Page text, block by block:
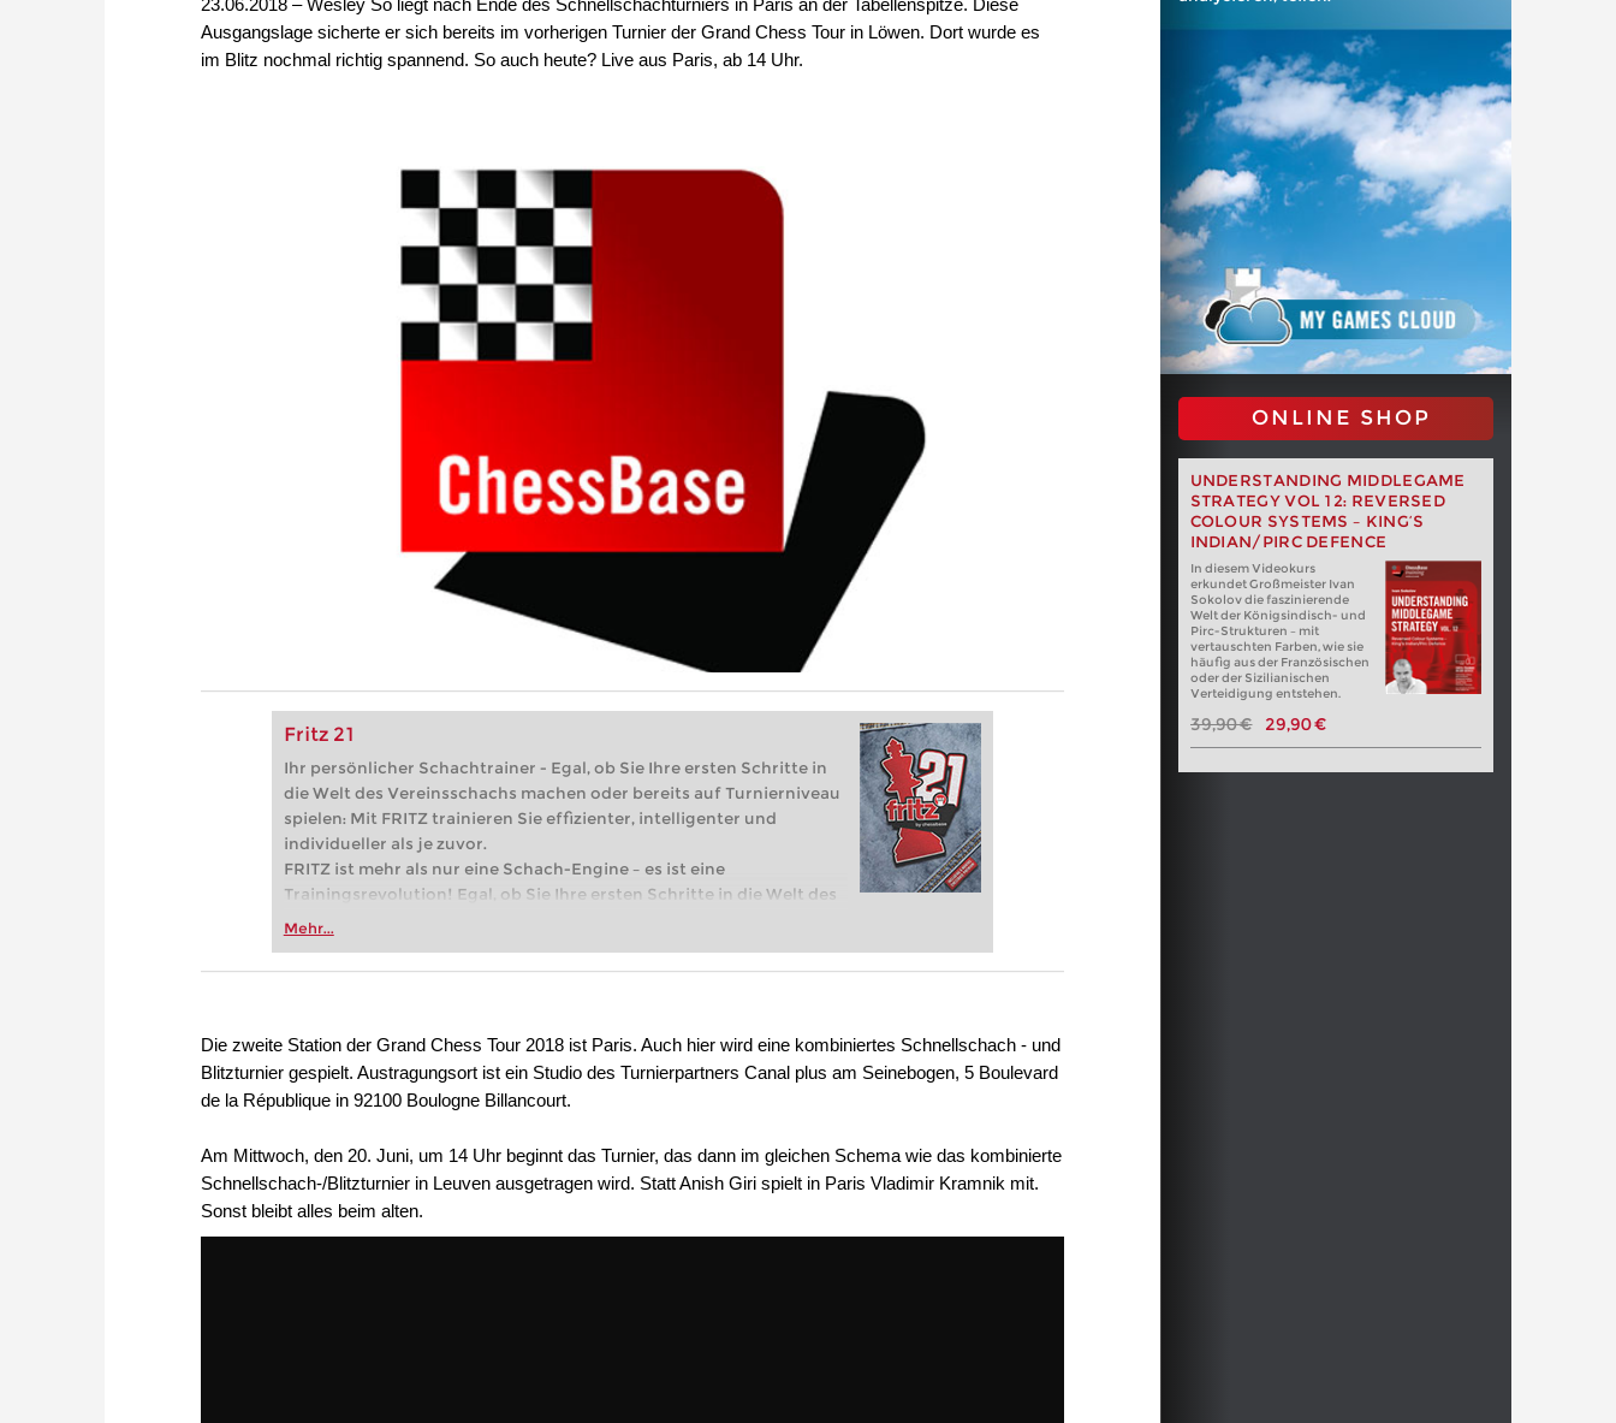
Ausgangslage sicherte er sich bereits im vorherigen Turnier der Grand Chess Tour in Löwen. Dort wurde es
im Blitz nochmal richtig spannend. So auch heute? Live aus Paris, ab 14 Uhr.
Fritz 21
Ihr persönlicher Schachtrainer - Egal, ob Sie Ihre ersten Schritte in
die Welt des Vereinsschachs machen oder bereits auf Turnierniveau
spielen: Mit FRITZ trainieren Sie effizienter, intelligenter und
individueller als je zuvor.
FRITZ ist mehr als nur eine Schach-Engine – es ist eine
Trainingsrevolution! Egal, ob Sie Ihre ersten Schritte in die Welt des
Vereinsschachs machen oder bereits auf Turnierniveau spielen: Mit
zuvor.
Mehr...
ONLINE SHOP
UNDERSTANDING MIDDLEGAME
STRATEGY VOL 12: REVERSED
COLOUR SYSTEMS – KING’S
INDIAN/PIRC DEFENCE
In diesem Videokurs
erkundet Großmeister Ivan
Sokolov die faszinierende
Welt der Königsindisch- und
Pirc-Strukturen – mit
vertauschten Farben, wie sie
häufig aus der Französischen
oder der Sizilianischen
Verteidigung entstehen.
39,90 € 29,90 €
Die zweite Station der Grand Chess Tour 2018 ist Paris. Auch hier wird eine kombiniertes Schnellschach - und
Blitzturnier gespielt. Austragungsort ist ein Studio des Turnierpartners Canal plus am Seinebogen, 5 Boulevard
de la République in 92100 Boulogne Billancourt.
Am Mittwoch, den 20. Juni, um 14 Uhr beginnt das Turnier, das dann im gleichen Schema wie das kombinierte
Schnellschach-/Blitzturnier in Leuven ausgetragen wird. Statt Anish Giri spielt in Paris Vladimir Kramnik mit.
Sonst bleibt alles beim alten.